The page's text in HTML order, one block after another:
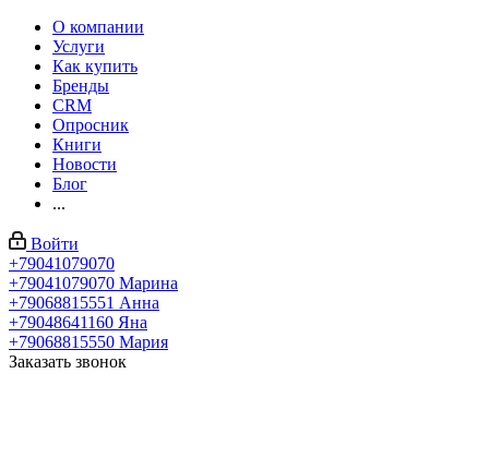
О компании
Услуги
Как купить
Бренды
CRM
Опросник
Книги
Новости
Блог
...
Войти
+79041079070
+79041079070 Марина
+79068815551 Анна
+79048641160 Яна
+79068815550 Мария
Заказать звонок